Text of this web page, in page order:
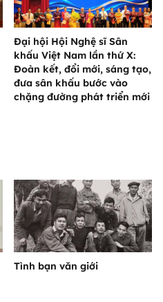
Đại hội Hội Nghệ sĩ Sân
khấu Việt Nam lần thứ X:
Đoàn kết, đổi mới, sáng tạo,
đưa sân khấu bước vào
chặng đường phát triển mới
Tình bạn văn giới